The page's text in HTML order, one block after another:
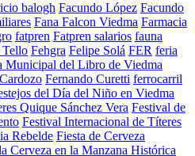
balogh Facundo López Facundo
Fana Falcon Viedma Farmacia
fatpren Fatpren salarios fauna
Tello Fehgra Felipe Solá FER feria
Municipal del Libro de Viedma
Fernando Curetti ferrocarril
del Día del Niño en Viedma
Quique Sánchez Vera Festival de
Festival Internacional de Títeres
Rebelde Fiesta de Cerveza
Cerveza en la Manzana Histórica